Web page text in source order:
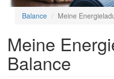
Balance Meine
Meine
Balance